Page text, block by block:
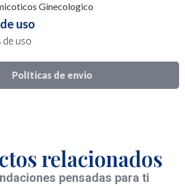
Políticas de envio
Ginecologico
uso
uso
relacionados
pensadas para ti